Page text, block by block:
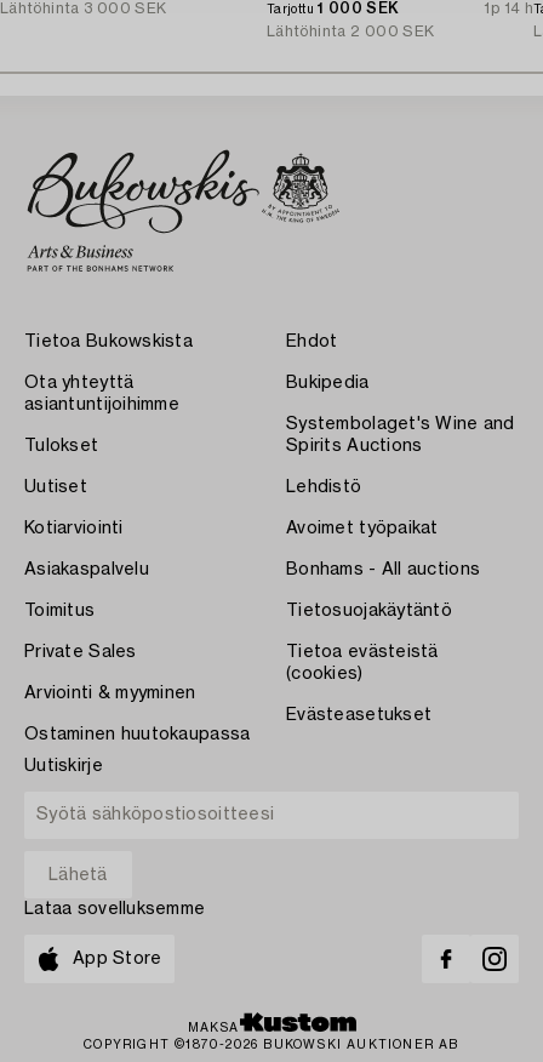
Lähtöhinta 3 000 SEK Tarjottu1 000 SEK
1p 14 h
Lähtöhinta 2 000 SEK
Tietoa Bukowskista
Ota yhteyttä
asiantuntijoihimme
Tulokset
Uutiset
Kotiarviointi
Asiakaspalvelu
Toimitus
Private Sales
Arviointi & myyminen
Ostaminen huutokaupassa
Ehdot
Bukipedia
Systembolaget's Wine and
Spirits Auctions
Lehdistö
Avoimet työpaikat
Bonhams - All auctions
Tietosuojakäytäntö
Tietoa evästeistä
(cookies)
Evästeasetukset
Uutiskirje
Lataa sovelluksemme
App Store
MAKSA
COPYRIGHT ©1870-2026 BUKOWSKI AUKTIONER AB